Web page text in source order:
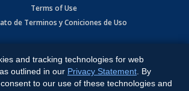
Terms of Use
de Terminos y Coniciones de Uso
TX 78596.
Powered by:Ruby Shore Software
and tracking technologies for web
outlined in our Privacy Statement . By
to our use of these technologies and